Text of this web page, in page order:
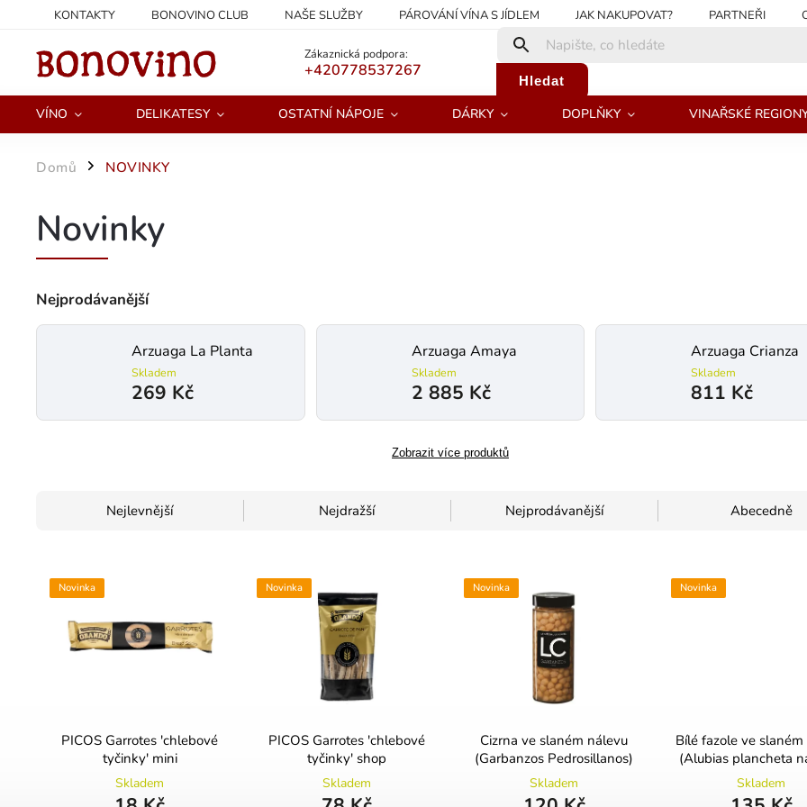
KONTAKTY BONOVINO CLUB NAŠE SLUŽBY PÁROVÁNÍ VÍNA S JÍDLEM JAK NAKUPOVAT? PARTNEŘI
Zákaznická podpora:
+420778537267
Hledat
VÍNO DELIKATESY OSTATNÍ NÁPOJE DÁRKY DOPLŇKY VINAŘSKÉ
Domů / NOVINKY
Novinky
Nejprodávanější
Arzuaga La Planta
Skladem
269 Kč
Arzuaga Amaya
Skladem
2 885 Kč
Arzuaga Crianza
Skladem
811 Kč
Zobrazit více produktů
Nejlevnější Nejdražší Nejprodávanější Abecedně
Novinka
PICOS Garrotes 'chlebové
tyčinky' mini
Skladem
Novinka
PICOS Garrotes 'chlebové
tyčinky' shop
Skladem
Novinka
Cizrna ve slaném nálevu
(Garbanzos Pedrosillanos)
Skladem
Novinka
Bílé fazole ve
(Alubias plancheta
Skladem